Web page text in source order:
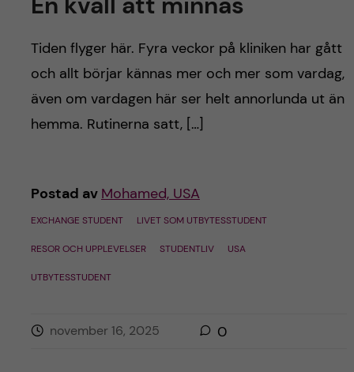
Tiden flyger här. Fyra veckor på kliniken har gått
och allt börjar kännas mer och mer som vardag,
även om vardagen här ser helt annorlunda ut än
hemma. Rutinerna satt, […]
Postad av Mohamed, USA
EXCHANGE STUDENT LIVET SOM UTBYTESSTUDENT
RESOR OCH UPPLEVELSER STUDENTLIV USA
UTBYTESSTUDENT
november 16, 2025 0